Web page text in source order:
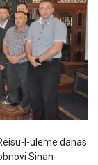
l-uleme danas
Sinan-